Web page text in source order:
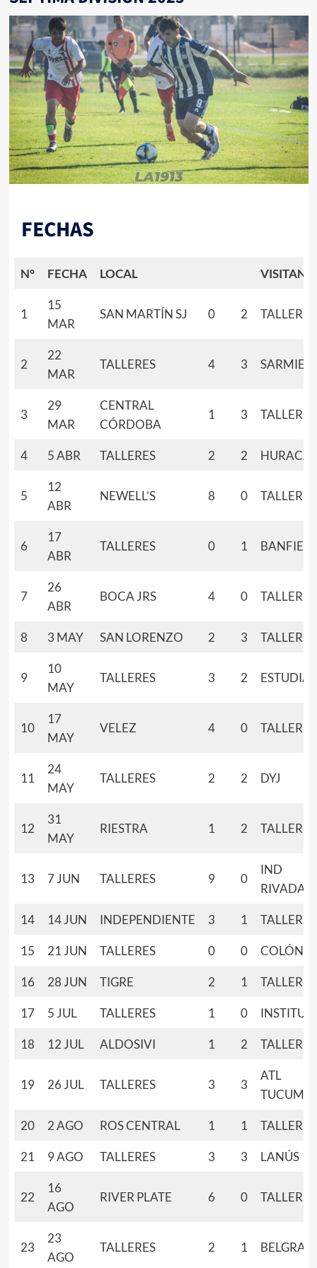
FECHAS
N° FECHA LOCAL
1
15
MAR
SAN MARTÍN SJ 0 2 TALLERES
2
22
MAR
TALLERES 4 3
3
29
MAR
CENTRAL
CÓRDOBA
1 3 TALLERES
4 5 ABR TALLERES 2 2
5
12
ABR
NEWELL’S 8 0 TALLERES
6
17
ABR
TALLERES 0 1
7
26
ABR
BOCA JRS 4 0 TALLERES
8 3 MAY SAN LORENZO 2 3 TALLERES
9
10
MAY
TALLERES 3 2
10
17
MAY
VELEZ 4 0 TALLERES
11
24
MAY
TALLERES 2 2 DYJ
12
31
MAY
RIESTRA 1 2 TALLERES
13 7 JUN TALLERES 9 0
IND
14 14 JUN INDEPENDIENTE 3 1 TALLERES
15 21 JUN TALLERES 0 0 COLÓN
16 28 JUN TIGRE 2 1 TALLERES
17 5 JUL TALLERES 1 0
18 12 JUL ALDOSIVI 1 2 TALLERES
19 26 JUL TALLERES 3 3
ATL
20 2 AGO ROS CENTRAL 1 1 TALLERES
21 9 AGO TALLERES 3 3 LANÚS
22
16
AGO
RIVER PLATE 6 0 TALLERES
23
23
AGO
TALLERES 2 1